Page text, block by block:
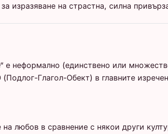
изразяване на страстна, силна
неформално (единствено или
Глагол-Обект) в главните
любов в сравнение с някои други